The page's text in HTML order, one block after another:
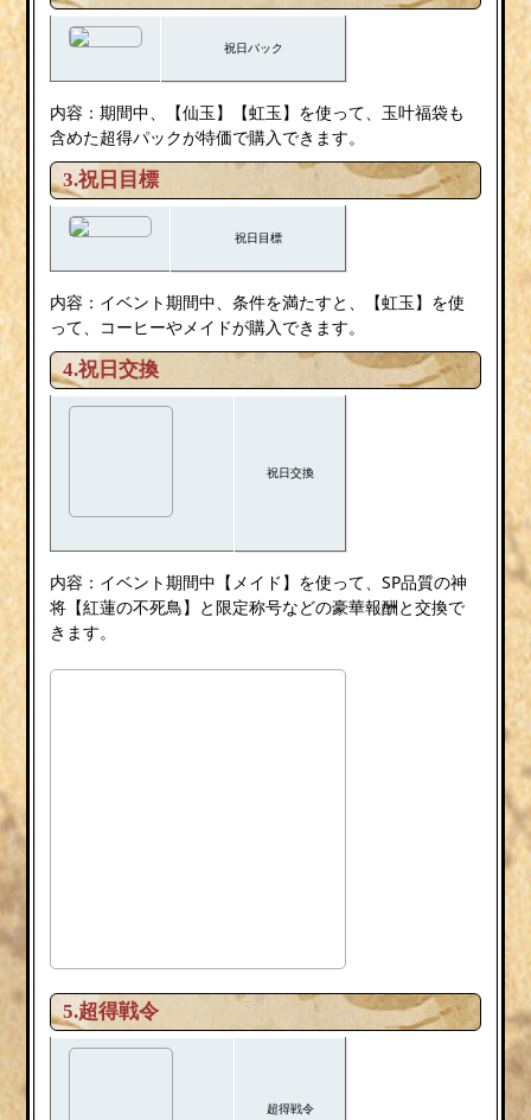
祝日パック
内容：期間中、【仙玉】【虹玉】を使って、玉叶福袋も
含めた超得パックが特価で購入できます。
3.祝日目標
祝日目標
内容：イベント期間中、条件を満たすと、【虹玉】を使
って、コーヒーやメイドが購入できます。
4.祝日交換
祝日交換
内容：イベント期間中【メイド】を使って、SP品質の神
将【紅蓮の不死鳥】と限定称号などの豪華報酬と交換で
きます。
5.超得戦令
超得戦令